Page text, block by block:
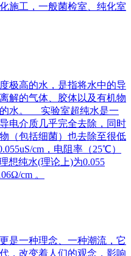
施工，一般菌检室、纯化室
极高的水，是指将水中的导
解的气体、胶体以及有机物
的水。 实验室超纯水是一
电介质几乎完全去除，同时
（包括细菌）也去除至很低
cm，电阻率（25℃）
想纯水(理论上)为0.055
cm 。
是一种理念、一种潮流，它
，改变着人们的观念，影响